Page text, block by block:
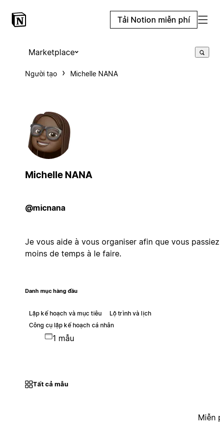
Tải Notion miễn phí
Marketplace
Người tạo Michelle NANA
Michelle NANA
@micnana
Je vous aide à vous organiser afin que vous passiez
moins de temps à le faire.
Danh mục hàng đầu
Lập kế hoạch và mục tiêu
Lộ trình và lịch
Công cụ lập kế hoạch cá nhân
1 mẫu
Tất cả mẫu
Miễn